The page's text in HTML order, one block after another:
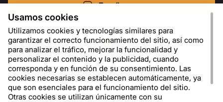
Escríbenos
Usamos cookies
Utilizamos cookies y tecnologías similares para
garantizar el correcto funcionamiento del sitio, así como
para analizar el tráfico, mejorar la funcionalidad y
personalizar el contenido y la publicidad, cuando
corresponda y en función de su consentimiento. Las
cookies necesarias se establecen automáticamente, ya
que son esenciales para el funcionamiento del sitio.
Otras cookies se utilizan únicamente con su